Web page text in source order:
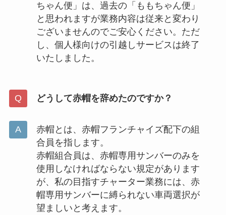
ちゃん便」は、過去の「ももちゃん便」
と思われますが業務内容は従来と変わり
ございませんのでご安心ください。ただ
し、個人様向けの引越しサービスは終了
いたしました。
どうして赤帽を辞めたのですか？
赤帽とは、赤帽フランチャイズ配下の組
合員を指します。
赤帽組合員は、赤帽専用サンバーのみを
使用しなければならない規定があります
が、私の目指すチャーター業務には、赤
帽専用サンバーに縛られない車両選択が
望ましいと考えます。